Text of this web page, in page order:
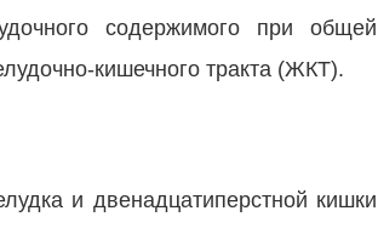
содержимого при общей
кишечного тракта (ЖКТ).
и двенадцатиперстной кишки